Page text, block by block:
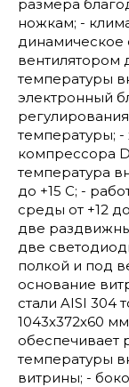
размера
ножкам; -
динамическое
вентилятором
температуры
электронный
температуры; -
компрессора
температура
до +15 С; -
среды от +12
две
две
полкой и под
основание
стали AISI 304
1043х372х60
обеспечивает
температуры
витрины; -